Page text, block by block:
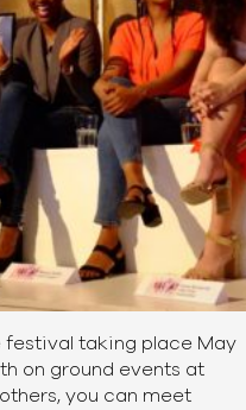
festival taking place May
on ground events at
you can meet